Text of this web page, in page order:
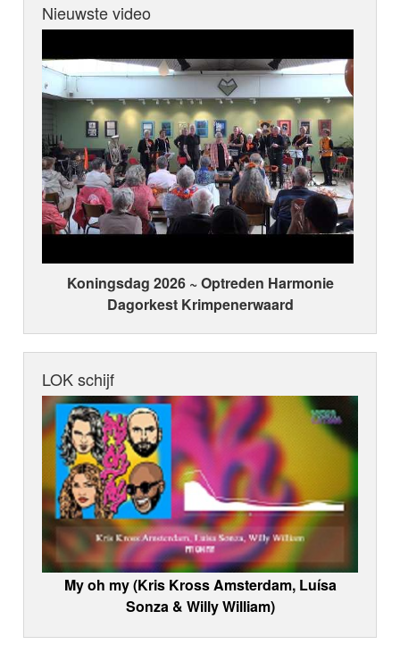
Nieuwste video
Koningsdag 2026 ~ Optreden Harmonie
Dagorkest Krimpenerwaard
LOK schijf
My oh my (Kris Kross Amsterdam, Luísa
Sonza & Willy William)